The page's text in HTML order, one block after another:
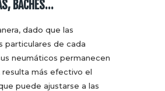
BACHES…
dado que las
particulares de cada
neumáticos permanecen
resulta más efectivo el
puede ajustarse a las